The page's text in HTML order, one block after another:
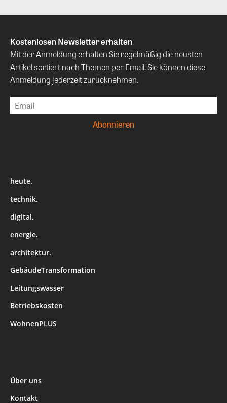
Kostenlosen Newsletter erhalten
Mit der Anmeldung erhalten Sie regelmäßig die neusten
Artikel sortiert nach Themen per Email. Sie können diese
Anmeldung jederzeit zurücknehmen.
heute.
technik.
digital.
energie.
architektur.
GebäudeTransformation
Leitungswasser
Betriebskosten
WohnenPLUS
Über uns
Kontakt